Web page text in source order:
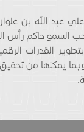
عبد الله بن
السمو حاكم
القدرات
يمكنها من